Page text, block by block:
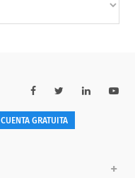
CUENTA GRATUITA